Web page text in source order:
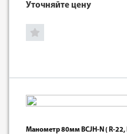
Уточняйте цену
Манометр 80мм BCJH-N ( R-